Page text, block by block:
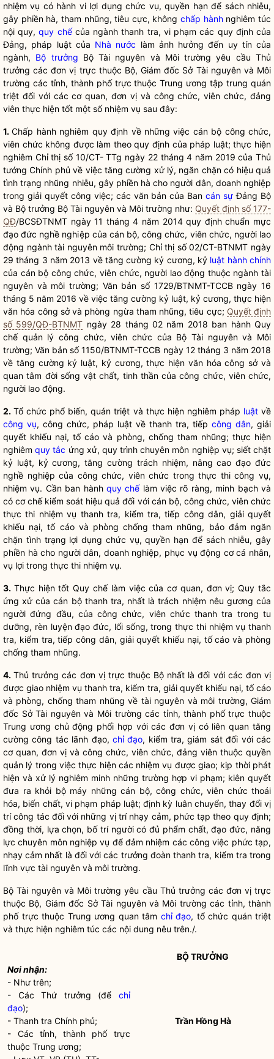
nhiệm vụ có hành vi lợi dụng chức vụ, quyền hạn để sách nhiễu,
gây phiền hà, tham nhũng, tiêu cực, khôngchấp hànhnghiêm túc
nội quy,quy chếcủa ngành thanh tra, vi phạm các quy định của
Đảng, pháp luậtcủa Nhà nước làm ảnh hưởng đến uy tín của
ngành, Bộ trưởng Bộ Tài nguyên và Môi trường yêu cầu Thủ
trưởng các đơn vị trực thuộc Bộ, Giám đốc Sở Tài nguyên và Môi
trường các tỉnh, thành phố trực thuộc Trung ương tập trung quán
triệt đối với các cơ quan, đơn vị và công chức, viên chức, đảng
viên thực hiện tốt một số nhiệm vụ sau đây:
1.Chấp hànhnghiêm quy định về những việc cán bộ công chức,
viên chức không được làm theo quy định của pháp luật; thực hiện
nghiêm Chỉ thị số 10/CT- TTg ngày 22 tháng 4 năm 2019 của Thủ
tướng Chính phủ về việc tăng cường xử lý, ngăn chặn có hiệu quả
tình trạng nhũng nhiễu, gây phiền hà cho người dân, doanh nghiệp
trong giải quyết công việc; các văn bản của Bancán sự Đảng Bộ
và Bộ trưởng Bộ Tài nguyên và Môi trường như: Quyết định số 177-
QĐ/BCSĐTNMT ngày 11 tháng 4 năm 2014 quy định chuẩn mực
đạo đức nghề nghiệp của cán bộ, công chức, viên chức, người lao
động ngành tài nguyên môi trường; Chỉ thị số 02/CT-BTNMT ngày
29 tháng 3 năm 2013 về tăng cường kỷ cương, kỷ luật hành chính
của cán bộ công chức, viên chức, người lao động thuộc ngành tài
nguyên và môi trường; Văn bản số 1729/BTNMT-TCCB ngày 16
tháng 5 năm 2016 về việc tăng cường kỷ luật, kỷ cương, thực hiện
văn hóa công sở và phòng ngừa tham nhũng, tiêu cực; Quyết định
số 599/QĐ-BTNMT ngày 28 tháng 02 năm 2018 ban hànhQuy
chếquản lý công chức, viên chức của Bộ Tài nguyên và Môi
trường; Văn bản số 1150/BTNMT-TCCB ngày 12 tháng 3 năm 2018
về tăng cường kỷ luật, kỷ cương, thực hiện văn hóa công sở và
quan tâm đời sống vật chất, tinh thần của công chức, viên chức,
người lao động.
2.Tổ chức phổ biến, quán triệt và thực hiện nghiêm pháp luậtvề
công vụ, công chức, pháp luật về thanh tra, tiếp công dân, giải
quyết khiếu nại, tố cáo và phòng, chống tham nhũng; thực hiện
nghiêmquy tắc ứng xử, quy trình chuyên môn nghiệp vụ; siết chặt
kỷ luật, kỷ cương, tăng cường trách nhiệm, nâng cao đạo đức
nghề nghiệp của công chức, viên chức trong thực thicông vụ,
nhiệm vụ. Cần ban hành quy chếlàm việc rõ ràng, minh bạch và
có cơ chế kiểm soát hiệu quả đối với cán bộ, công chức, viên chức
thực thi nhiệm vụ thanh tra, kiểm tra, tiếp công dân, giải quyết
khiếu nại, tố cáo và phòng chống tham nhũng, bảo đảm ngăn
chặn tình trạng lợi dụng chức vụ, quyền hạn để sách nhiễu, gây
phiền hà cho người dân, doanh nghiệp, phục vụ động cơ cá nhân,
vụ lợi trong thực thi nhiệm vụ.
3. Thực hiện tốtQuy chếlàm việc của cơ quan, đơn vị;Quy tắc
ứng xử của cán bộ thanh tra, nhất là trách nhiệm nêu gương của
người đứng đầu, của công chức, viên chức thanh tra trong tu
dưỡng, rèn luyện đạo đức, lối sống, trong thực thi nhiệm vụ thanh
tra, kiểm tra, tiếpcông dân, giải quyết khiếu nại, tố cáo và phòng
chống tham nhũng.
4.Thủ trưởng các đơn vị trực thuộc Bộ nhất là đối với các đơn vị
được giao nhiệm vụ thanh tra, kiểm tra, giải quyết khiếu nại, tố cáo
và phòng, chống tham nhũng về tài nguyên và môi trường, Giám
đốc Sở Tài nguyên và Môi trường các tỉnh, thành phố trực thuộc
Trung ương chủ động phối hợp với các đơn vị có liên quan tăng
cườngcông tác lãnh đạo, chỉ đạo, kiểm tra, giám sát đối với các
cơ quan, đơn vị và công chức, viên chức, đảng viên thuộc quyền
quản lý trong việc thực hiện các nhiệm vụ được giao; kịp thời phát
hiện và xử lý nghiêm minh những trường hợp vi phạm; kiên quyết
đưa ra khỏi bộ máy những cán bộ, công chức, viên chức thoái
hóa, biến chất, vi phạm pháp luật; định kỳ luân chuyển, thay đổi vị
trícông tác đối với những vị trí nhạy cảm, phức tạp theo quy định;
đồng thời, lựa chọn, bố trí người có đủ phẩm chất, đạo đức, năng
lực chuyên môn nghiệp vụ để đảm nhiệm các công việc phức tạp,
nhạy cảm nhất là đối với các trưởng đoàn thanh tra, kiểm tra trong
lĩnh vực tài nguyên và môi trường.
Bộ Tài nguyên và Môi trường yêu cầu Thủ trưởng các đơn vị trực
thuộc Bộ, Giám đốc Sở Tài nguyên và Môi trường các tỉnh, thành
phố trực thuộc Trung ương quan tâm chỉ đạo, tổ chức quán triệt
và thực hiện nghiêm túc các nội dung nêu trên./.
Nơi nhận:
- Như trên;
- Các Thứ trưởng (để chỉ
đạo);
- Thanh tra Chính phủ;
- Các tỉnh, thành phố trực
thuộc Trung ương;
BỘ TRƯỞNG
Trần Hồng Hà